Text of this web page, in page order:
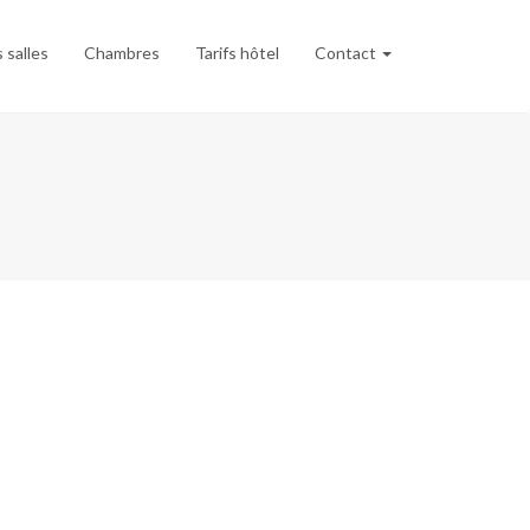
salles Chambres Tarifs hôtel Contact